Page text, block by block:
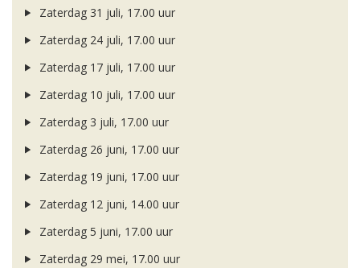
Zaterdag 31 juli, 17.00 uur
Zaterdag 24 juli, 17.00 uur
Zaterdag 17 juli, 17.00 uur
Zaterdag 10 juli, 17.00 uur
Zaterdag 3 juli, 17.00 uur
Zaterdag 26 juni, 17.00 uur
Zaterdag 19 juni, 17.00 uur
Zaterdag 12 juni, 14.00 uur
Zaterdag 5 juni, 17.00 uur
Zaterdag 29 mei, 17.00 uur